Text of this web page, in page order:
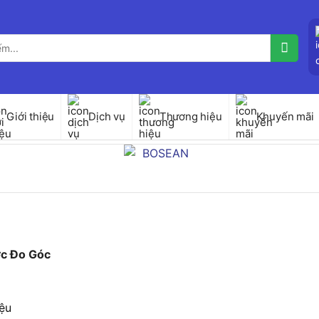
Giới thiệu Dịch vụ Thương hiệu Khuyến mãi
Đo Góc